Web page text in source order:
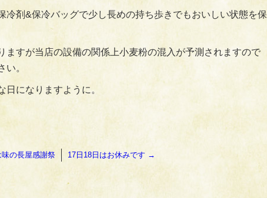
冷剤&保冷バッグで少し長めの持ち歩きでもおいしい状態を保
ますが当店の設備の関係上小麦粉の混入が予測されますので
い。
になりますように。
の長屋感謝祭 17日18日はお休みです →